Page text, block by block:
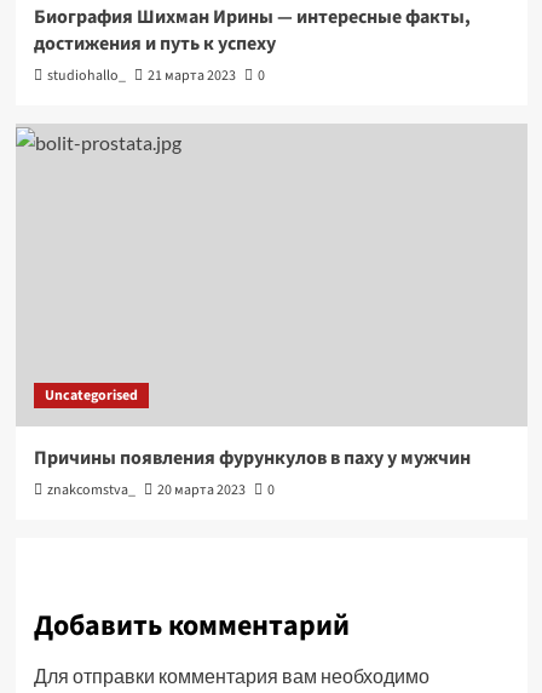
Биография Шихман Ирины — интересные факты,
достижения и путь к успеху
studiohallo_ 21 марта 2023 0
Uncategorised
Причины появления фурункулов в паху у мужчин
znakcomstva_ 20 марта 2023 0
Добавить комментарий
Для отправки комментария вам необходимо